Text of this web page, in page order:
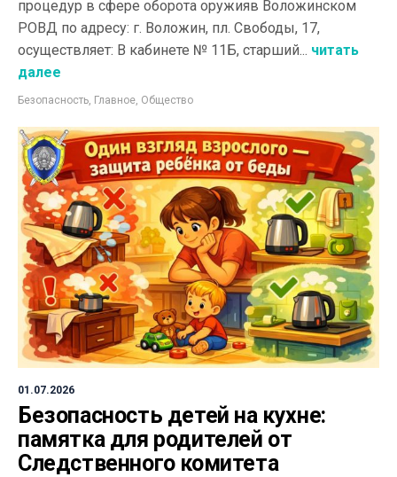
процедур в сфере оборота оружияв Воложинском
РОВД по адресу: г. Воложин, пл. Свободы, 17,
осуществляет: В кабинете № 11Б, старший... читать
далее
Безопасность, Главное, Общество
01.07.2026
Безопасность детей на кухне:
памятка для родителей от
Следственного комитета